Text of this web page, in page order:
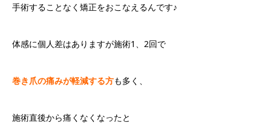
手術することなく矯正をおこなえるんです♪
体感に個人差はありますが施術1、2回で
巻き爪の痛みが軽減する方も多く、
施術直後から痛くなくなったと